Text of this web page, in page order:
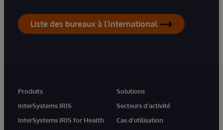
Liste des bureaux à l'International
Produits
InterSystems IRIS
InterSystems IRIS for Health
Solutions
Secteurs d'activité
Cas d'utilisation